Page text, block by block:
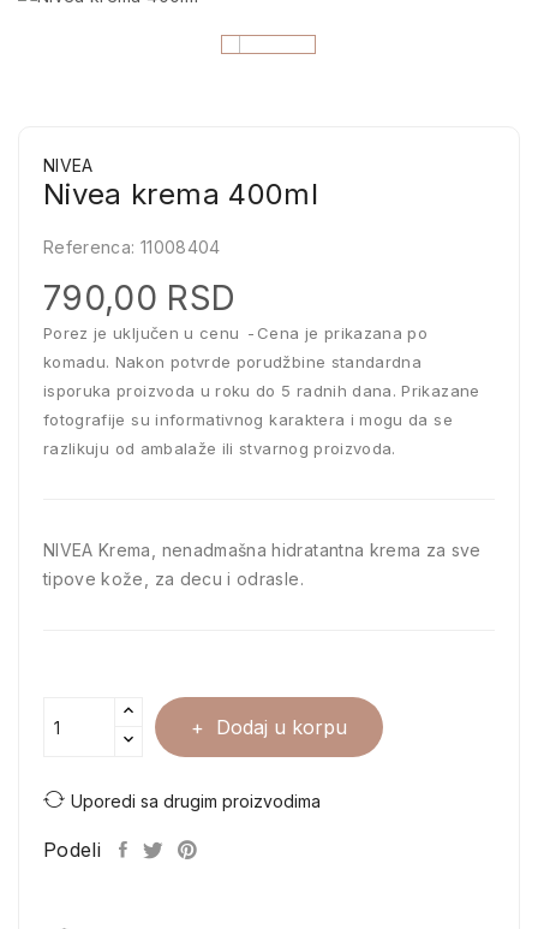
NIVEA
Nivea krema 400ml
Referenca: 11008404
790,00 RSD
Porez je uključen u cenu
Cena je prikazana po
komadu. Nakon potvrde porudžbine standardna
isporuka proizvoda u roku do 5 radnih dana. Prikazane
fotografije su informativnog karaktera i mogu da se
razlikuju od ambalaže ili stvarnog proizvoda.
NIVEA Krema, nenadmašna hidratantna krema za sve
tipove kože, za decu i odrasle.
Dodaj u korpu
Uporedi sa drugim proizvodima
Podeli